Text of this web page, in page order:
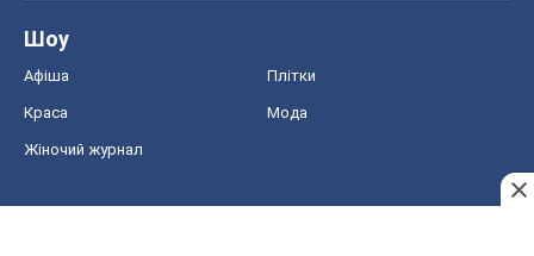
Шоу
Афіша Плітки
Краса Мода
Жіночий журнал